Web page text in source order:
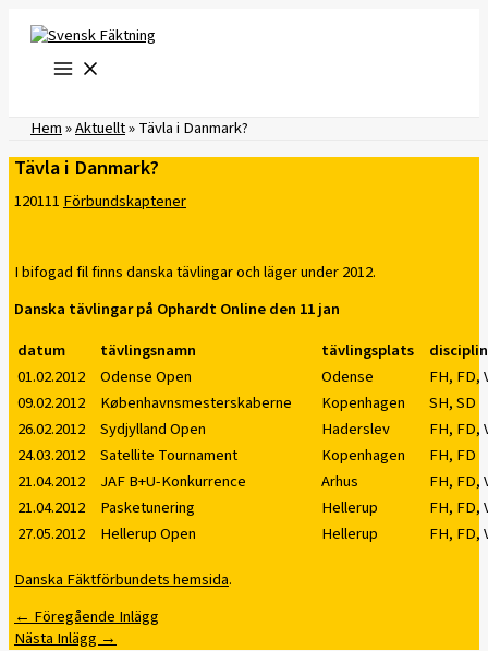
innehåll
Hem»Aktuellt»Tävla i Danmark?
Tävla i Danmark?
120111Förbundskaptener
I bifogad fil finns danska tävlingar och läger under 2012.
Danska tävlingar på Ophardt Online den 11 jan
datum
tävlingsnamn tävlingsplats
disciplin
01.02.2012
Odense Open Odense
FH, FD,
09.02.2012
Københavnsmesterskaberne Kopenhagen
SH, SD
26.02.2012
Sydjylland Open Haderslev
FH, FD,
24.03.2012
Satellite Tournament Kopenhagen
FH, FD
21.04.2012
JAF B+U-Konkurrence Arhus
FH, FD,
21.04.2012
Pasketunering Hellerup
FH, FD,
27.05.2012
Hellerup Open Hellerup
FH, FD,
Danska Fäktförbundets hemsida.
← Föregående Inlägg
Nästa Inlägg →